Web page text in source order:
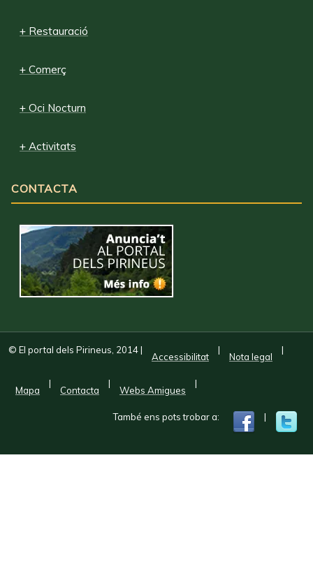
+ Restauració
+ Comerç
+ Oci Nocturn
+ Activitats
CONTACTA
© El portal dels Pirineus, 2014|
Accessibilitat
|
Nota legal
|
Mapa
|
Contacta
|
Webs Amigues
|
També ens pots trobar a: |